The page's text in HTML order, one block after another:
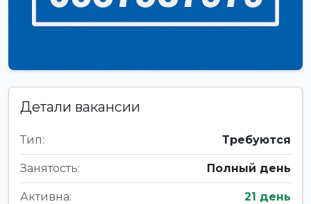
Детали вакансии
Тип: Требуются
Занятость: Полный день
Активна: 21 день